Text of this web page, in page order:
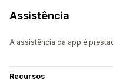
Assistência
A assistência da app é
Recursos